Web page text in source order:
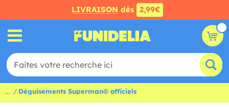
LIVRAISON dès 2,99€
... Déguisements Superman© officiels